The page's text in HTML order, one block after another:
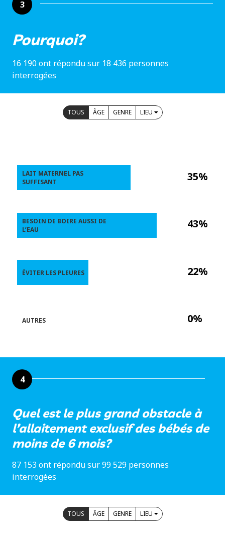
3
Pourquoi?
16 190 ont répondu sur 18 436 personnes
interrogées
TOUS ÂGE GENRE LIEU
35%
43%
22%
0%
LAIT MATERNEL PAS
SUFFISANT
BESOIN DE BOIRE AUSSI DE
L’EAU
ÉVITER LES PLEURES
AUTRES
4
Quel est le plus grand obstacle à
l’allaitement exclusif des bébés de
moins de 6 mois?
87 153 ont répondu sur 99 529 personnes
interrogées
TOUS ÂGE GENRE LIEU